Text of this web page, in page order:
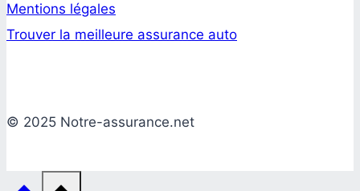
Mentions légales
Trouver la meilleure assurance auto
© 2025 Notre-assurance.net